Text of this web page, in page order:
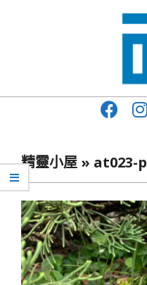
017
與
你
一
起
咖
啡
精靈小屋 » at023-p